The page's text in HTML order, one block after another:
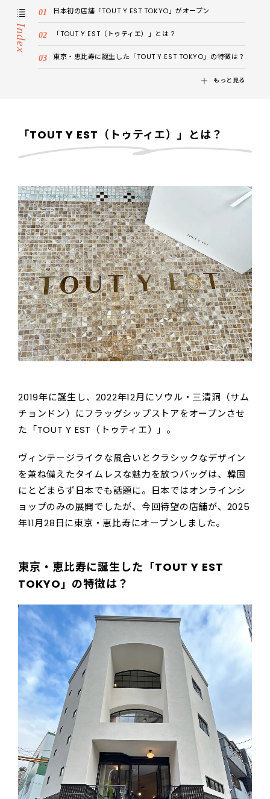
Index
日本初の店舗「TOUT Y EST TOKYO」がオープン
「TOUT Y EST（トゥティエ）」とは？
東京・恵比寿に誕生した「TOUT Y EST TOKYO」の特徴は？
もっと見る
「TOUT Y EST（トゥティエ）」とは？
2019年に誕生し、2022年12月にソウル・三清洞（サム
チョンドン）にフラッグシップストアをオープンさせ
た「TOUT Y EST（トゥティエ）」。
ヴィンテージライクな風合いとクラシックなデザイン
を兼ね備えたタイムレスな魅力を放つバッグは、韓国
にとどまらず日本でも話題に。日本ではオンラインシ
ョップのみの展開でしたが、今回待望の店舗が、2025
年11月28日に東京・恵比寿にオープンしました。
東京・恵比寿に誕生した「TOUT Y EST
TOKYO」の特徴は？